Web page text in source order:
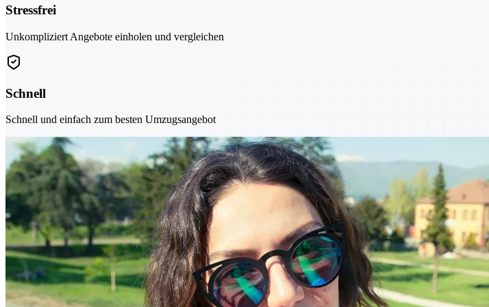
Stressfrei
Unkompliziert Angebote einholen und vergleichen
Schnell
Schnell und einfach zum besten Umzugsangebot